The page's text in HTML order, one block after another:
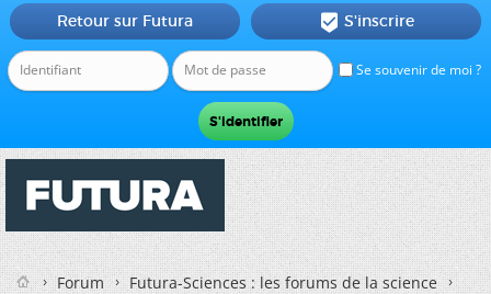
Se souvenir de moi ?
Retour sur Futura  S'inscrire
Forum
Futura-Sciences : les forums de la science